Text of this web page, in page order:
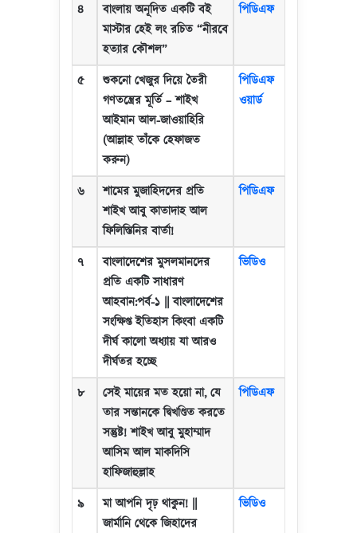
৪
বাংলায় অনূদিত একটি বই
মাস্টার হেই লং রচিত“নীরবে
হত্যার কৌশল”
পিডিএফ
৫
শুকনো খেজুর দিয়ে তৈরী
গণতন্ত্রের মূর্তি–শাইখ
আইমান আল-জাওয়াহিরি
(আল্লাহ তাঁকে হেফাজত
করুন)
পিডিএফ
ওয়ার্ড
৬
শামের মুজাহিদদের প্রতি
শাইখ আবু কাতাদাহ আল
ফিলিস্তিনির বার্তা!
পিডিএফ
৭
বাংলাদেশের মুসলমানদের
প্রতি একটি সাধারণ
আহবান:পর্ব-১ ||বাংলাদেশের
সংক্ষিপ্ত ইতিহাস কিংবা একটি
দীর্ঘ কালো অধ্যায় যা আরও
দীর্ঘতর হচ্ছে
ভিডিও
৮ সেই মায়ের মত হয়ো না,যে
তার সন্তানকে দ্বিখণ্ডিত করতে
সন্তুষ্ট! শাইখ আবু মুহাম্মাদ
আসিম আল মাকদিসি
হাফিজাহুল্লাহ
পিডিএফ
৯ মা আপনি দৃঢ় থাকুন! ||
জার্মানি থেকে জিহাদের
ভিডিও